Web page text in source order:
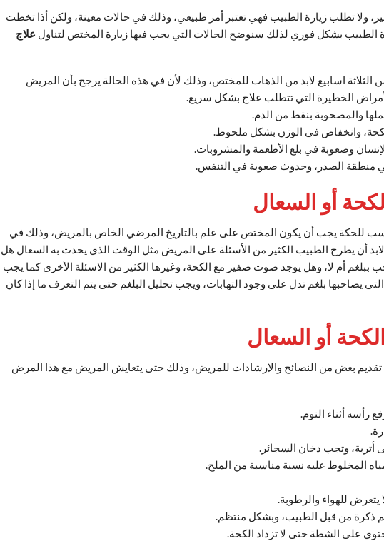
ولا تطلب زيارة الطبيب فهي تعتبر أمر طبيعي، وذلك في حالات معينة، ولكن أذا تخطت
الطبيب بشكل فوري لذلك سنوضح الحالات التي يجب فيها زيارة المختص لتناول علاج
الثلاثة اسابيع لابد من الذهاب للمختص، وذلك لأن في هذه الحالة يرجح بأن المريض
الخطيرة التي تتطلب علاج بشكل سريع.
والمصحوبة بنقط من الدم.
وانخفاض في الوزن بشكل ملحوظ.
وصعوبة في بلع الأطعمة والمشروبات.
منطقة الصدر، وحدوث صعوبة في التنفس.
أو السعال
للحكة يجب أن يكون المختص على علم بالتاريخ المرضي الخاص بالمريض، وذلك في
أن يطرح الطبيب الكثير من الأسئلة على المريض مثل الوقت الذي يحدث به السعال هل
ببلغم أم لا، وهل يوجد صوت صفير مع الكحة، وغيرها الكثير من الاسئلة الأخرى كما يجب
يصاحبها بلغم تدل على وجود التهابات، ويجب تحليل البلغم حتى يتم التعرف ما إذا كان
أو السعال
تقديم بعض من النصائح والإرشادات للمريض، وذلك حتى يتعايش المريض مع هذا المرض
رأسه أثناء النوم.
وتجب دخان السجائر.
المخلوط عليه نسبة مناسبة من الملح.
للهواء والرطوبة.
تم ذكرة من قبل الطبيب، وبشكل منتظم.
على الشطة حتى لا تزداد الكحة.